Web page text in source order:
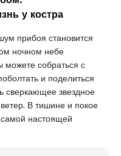
у костра
прибоя становится
ночном небе
можете собраться с
и поделиться
сверкающее звездное
В тишине и покое
настоящей